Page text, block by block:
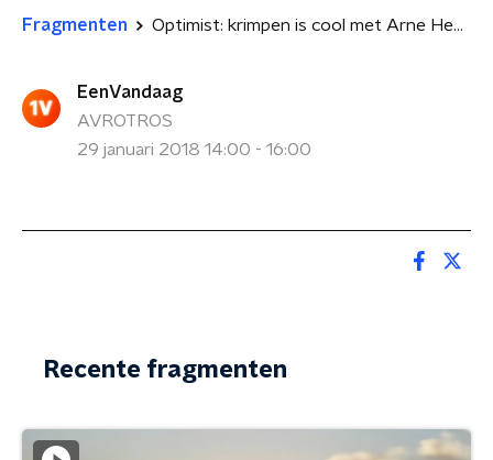
Fragmenten Optimist: krimpen is cool met Arne Hendriks
EenVandaag
AVROTROS
29 januari 2018 14:00 - 16:00
Recente fragmenten